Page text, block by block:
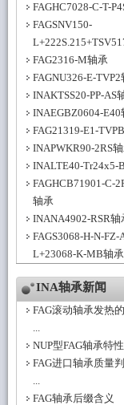
FAGHC7028-C-T-
FAGSNV150-
FAG2316-M轴承
FAGNU326-E-TVP2
INAKTSS20-PP-AS
INAEGBZ0604-E40
FAG21319-E1-
INAPWKR90-2RS
INALTE40-Tr24x5-
FAGHCB71901-C-
轴承
INANA4902-RSR轴
FAGS3068-H-N-FZ-
L+23068-K-MB轴承
INA轴承新闻
FAG滚动轴承发热
...
NUP型FAG轴承特
FAG进口轴承质量
...
FAG轴承后缀含义